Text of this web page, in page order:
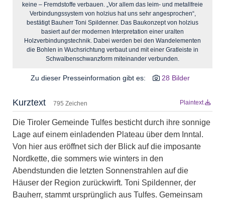
keine – Fremdstoffe verbauen. „Vor allem das leim- und metallfreie
Verbindungssystem von holzius hat uns sehr angesprochen“,
bestätigt Bauherr Toni Spildenner. Das Baukonzept von holzius
basiert auf der modernen Interpretation einer uralten
Holzverbindungstechnik. Dabei werden bei den Wandelementen
die Bohlen in Wuchsrichtung verbaut und mit einer Gratleiste in
Schwalbenschwanzform miteinander verbunden.
Zu dieser Presseinformation gibt es: 28 Bilder
Kurztext 795 Zeichen Plaintext
Die Tiroler Gemeinde Tulfes besticht durch ihre sonnige
Lage auf einem einladenden Plateau über dem Inntal.
Von hier aus eröffnet sich der Blick auf die imposante
Nordkette, die sommers wie winters in den
Abendstunden die letzten Sonnenstrahlen auf die
Häuser der Region zurückwirft. Toni Spildenner, der
Bauherr, stammt ursprünglich aus Tulfes. Gemeinsam